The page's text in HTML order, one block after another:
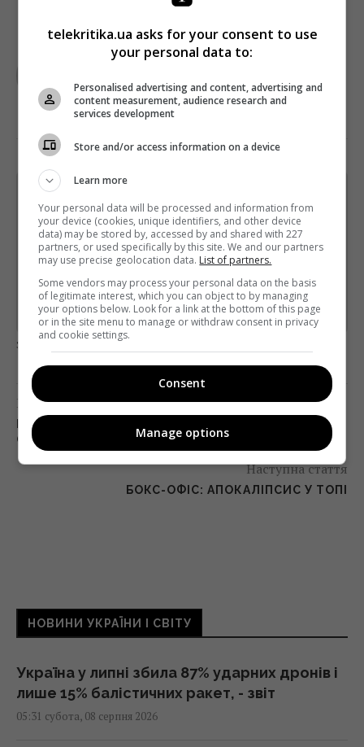
TELEKRITIKA
Щотижневий лист з найцікавішим.
Пишемо з любов'ю
!
Підпишіться ще раз, якщо не отримуєте від нас листи
Предоставлено SendPulse
загрузка...
Попередня стаття
КОРИСТУВАЧІВ «ВКОНТАКТЕ» ПОСТАВЛЯТЬ НА
ОБЛІК – РНБО
Наступна стаття
БОКС-ОФІС: АПОКАЛІПСИС У ТОПІ
НОВИНИ УКРАЇНИ І СВІТУ
Україна у липні збила 87% ударних дронів і
лише 15% балістичних ракет, - звіт
05:31 субота, 08 серпня 2026
telekritika.ua asks for your consent to use
your personal data to:
Personalised advertising and content, advertising and
content measurement, audience research and
services development
Store and/or access information on a device
Learn more
Your personal data will be processed and information from
your device (cookies, unique identifiers, and other device
data) may be stored by, accessed by and shared with 227
partners, or used specifically by this site. We and our partners
may use precise geolocation data. List of partners.
Some vendors may process your personal data on the basis
of legitimate interest, which you can object to by managing
your options below. Look for a link at the bottom of this page
or in the site menu to manage or withdraw consent in privacy
and cookie settings.
Consent
Manage options